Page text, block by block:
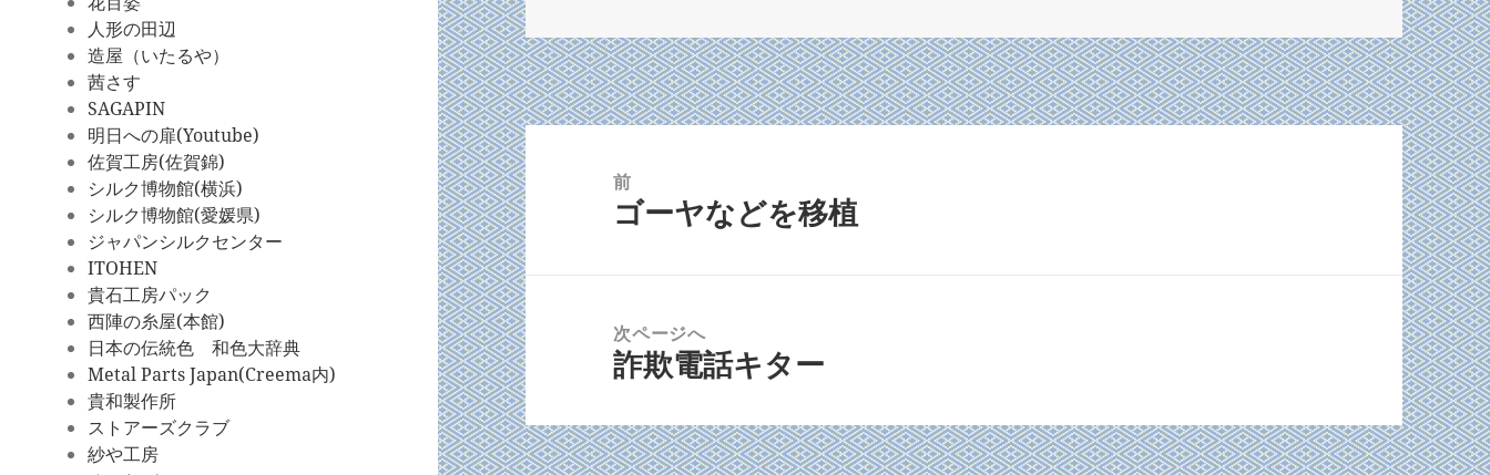
人形の田辺
造屋（いたるや）
茜さす
SAGAPIN
明日への扉(Youtube)
佐賀工房(佐賀錦)
シルク博物館(横浜)
シルク博物館(愛媛県)
ジャパンシルクセンター
ITOHEN
貴石工房パック
西陣の糸屋(本館)
日本の伝統色 和色大辞典
Metal Parts Japan(Creema内)
貴和製作所
ストアーズクラブ
紗や工房
o
k
日:
者
ゴ
リ
ー
投
稿
ナ
ビ
ゲ
ー
シ
ョ
ン
前
前
ゴーヤなどを移植
次ページへ
次
投
稿:
詐欺電話キター